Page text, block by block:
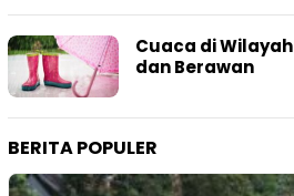
Cuaca di Wilayah
dan Berawan
BERITA POPULER